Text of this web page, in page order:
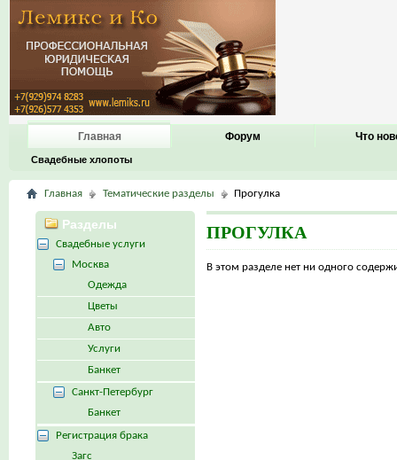
Главная
Свадебные хлопоты
Форум Что
Главная Тематические разделы Прогулка
ПРОГУЛКА
В этом разделе нет ни одного
Разделы
Свадебные услуги
Москва
Одежда
Цветы
Авто
Услуги
Банкет
Санкт-Петербург
Банкет
Регистрация брака
Загс